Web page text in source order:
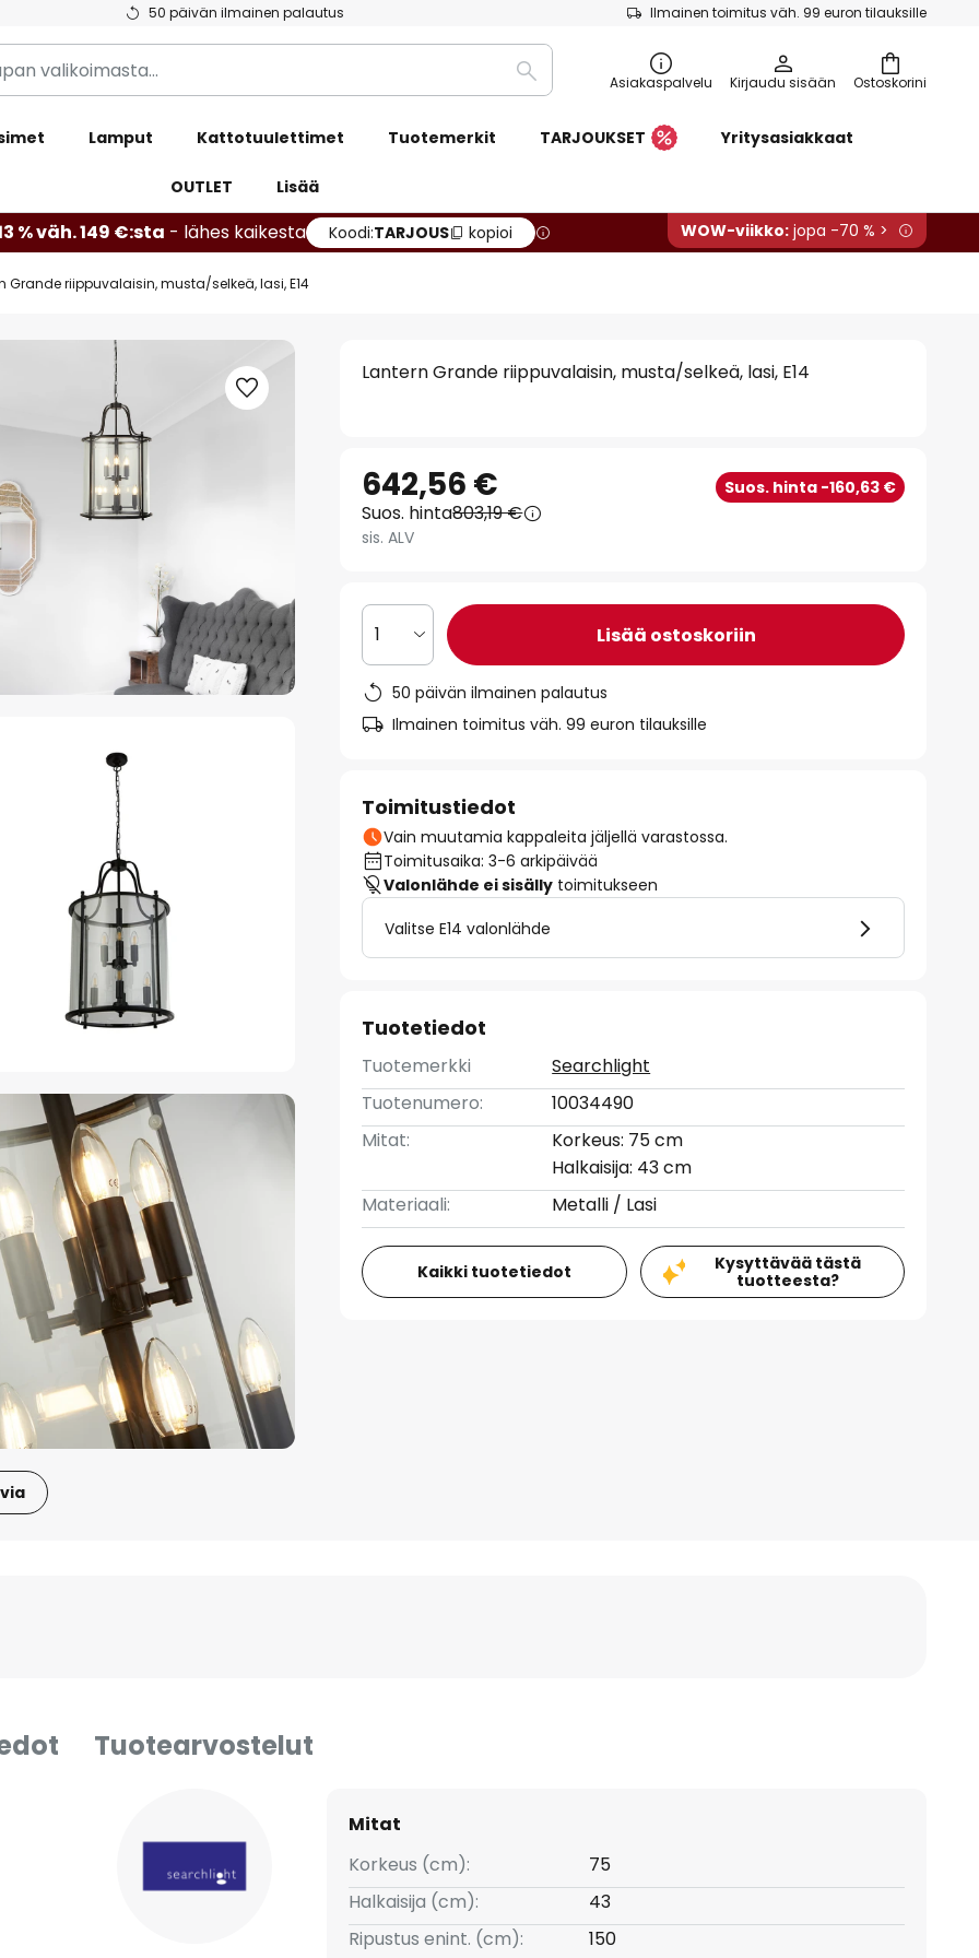
50 päivän ilmainen palautus Ilmainen toimitus väh. 99 euron tilauksille
Ostoskorini
Etsi Asiakaspalvelu Kirjaudu sisään
Lamput Kattotuulettimet Tuotemerkit TARJOUKSET Yritysasiakkaat
OUTLET Lisää
% väh. 149 €:sta - lähes kaikesta Koodi:TARJOUS kopioi WOW-viikko: jopa -70 % >
Grande riippuvalaisin, musta/selkeä, lasi, E14
Lantern Grande riippuvalaisin, musta/selkeä, lasi, E14
642,56 € Suos. hinta -160,63 €
Suos. hinta803,19 €
sis. ALV
1 Lisää ostoskoriin
50 päivän ilmainen palautus
Ilmainen toimitus väh. 99 euron tilauksille
Toimitustiedot
Vain muutamia kappaleita jäljellä varastossa.
Toimitusaika: 3-6 arkipäivää
Valonlähde ei sisälly toimitukseen
Valitse E14 valonlähde
Tuotetiedot
Tuotemerkki
Searchlight
Tuotenumero:
10034490
Mitat:
Korkeus: 75 cm
Halkaisija: 43 cm
Materiaali:
Metalli / Lasi
Kaikki tuotetiedot
Kysyttävää tästä
tuotteesta?
Tuotearvostelut
Mitat
Korkeus (cm):
75
Halkaisija (cm):
43
Ripustus enint. (cm):
150